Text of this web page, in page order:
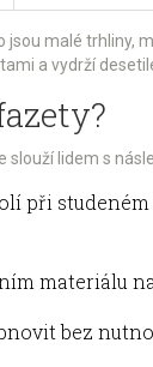
jsou malé trhliny,
a vydrží
slouží lidem s
při
materiálu
bez